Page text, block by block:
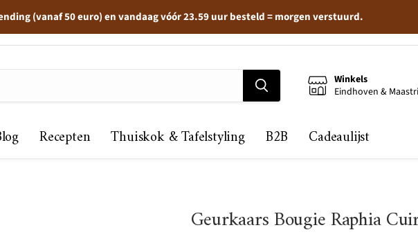
(vanaf 50 euro) en vandaag vóór 23.59 uur besteld = morgen verstuurd.
Winkels
Eindhoven &
Recepten Thuiskok & Tafelstyling B2B Cadeaulijst
Geurkaars Bougie Raphia